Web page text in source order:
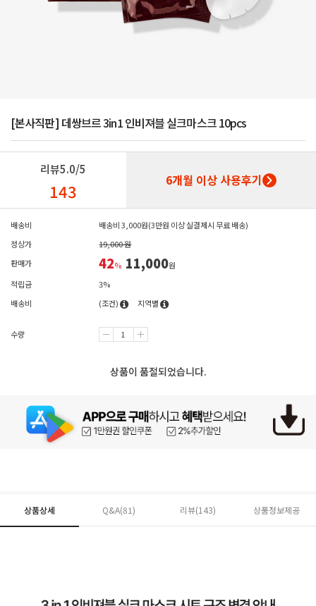
[본사직판] 데쌍브르 3in1 인비져블 실크마스크 10pcs
리뷰5.0/5
143 6개월 이상 사용후기
배송비
배송비 3,000원(3만원 이상 실결제시 무료 배송)
정상가
19,000 원
판매가
42% 11,000원
적립금
3%
배송비
(조건) 지역별
수량
상품이 품절되었습니다.
상품상세 Q&A(81) 리뷰(143) 상품정보제공